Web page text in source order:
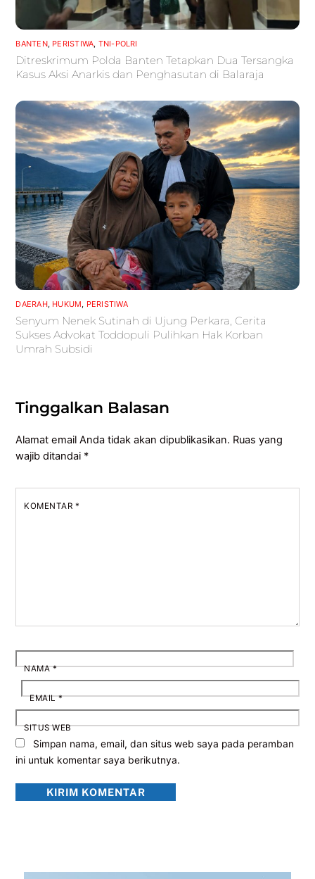
BANTEN, PERISTIWA TNI-POLRI
Ditreskrimum Polda Banten Tetapkan Dua Tersangka
Kasus Aksi Anarkis dan Penghasutan di Balaraja
DAERAH, HUKUM, PERISTIWA
Senyum Nenek Sutinah di Ujung Perkara, Cerita
Sukses Advokat Toddopuli Pulihkan Hak Korban
Umrah Subsidi
Tinggalkan Balasan
Alamat email Anda tidak akan dipublikasikan. Ruas yang
wajib ditandai *
KOMENTAR *
NAMA*
EMAIL*
SITUS WEB
Simpan nama, email, dan situs web saya pada peramban
ini untuk komentar saya berikutnya.